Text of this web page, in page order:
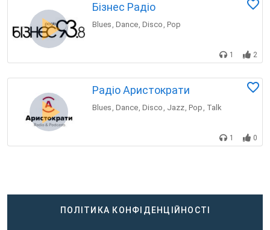
Бізнес Радіо
Blues , Dance, Disco , Pop
1 2
Радіо Аристократи
Blues , Dance, Disco , Jazz, Pop , Talk
1 0
ПОЛІТИКА КОНФІДЕНЦІЙНОСТІ